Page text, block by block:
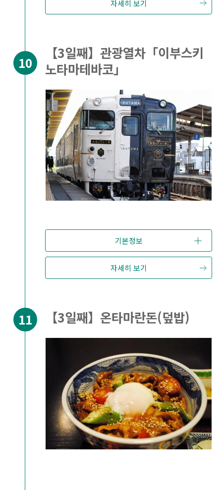
자세히 보기
【3일째】관광열차「이부스키
노타마테바코」
기본정보
자세히 보기
【3일째】온타마란돈(덮밥)